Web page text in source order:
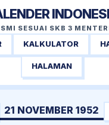
SESUAI SKB 3
KALKULATOR
HALAMAN
21 NOVEMBER 1952